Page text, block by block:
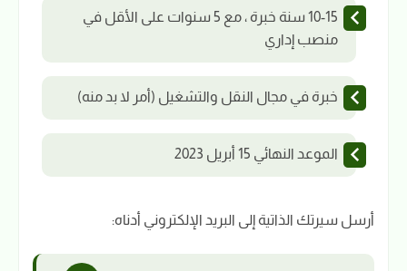
10-15 سنة خبرة ، مع 5 سنوات على الأقل في
منصب إداري
خبرة في مجال النقل والتشغيل (أمر لا بد منه)
الموعد النهائي 15 أبريل 2023
أرسل سيرتك الذاتية إلى البريد الإلكتروني أدناه: